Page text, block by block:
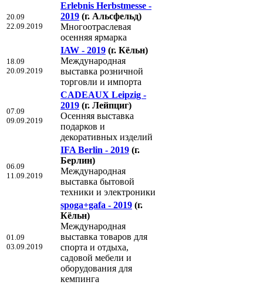
20.09
22.09.2019
Erlebnis Herbstmesse -
2019 (г. Альсфельд)
Многоотраслевая
осенняя ярмарка
18.09
20.09.2019
IAW - 2019 (г. Кёльн)
Международная
выставка розничной
торговли и импорта
07.09
09.09.2019
CADEAUX Leipzig -
2019 (г. Лейпциг)
Осенняя выставка
подарков и
декоративных изделий
06.09
11.09.2019
IFA Berlin - 2019 (г.
Берлин)
Международная
выставка бытовой
техники и электроники
01.09
03.09.2019
spoga+gafa - 2019 (г.
Кёльн)
Международная
выставка товаров для
спорта и отдыха,
садовой мебели и
оборудования для
кемпинга